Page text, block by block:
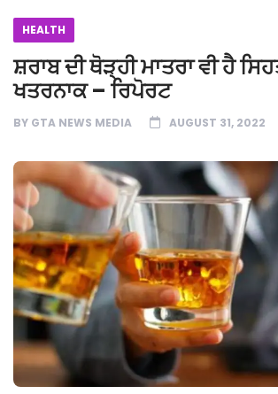
HEALTH
ਸ਼ਰਾਬ ਦੀ ਥੋੜ੍ਹੀ ਮਾਤਰਾ ਵੀ ਹੈ
ਖਤਰਨਾਕ – ਰਿਪੋਰਟ
BY GTA NEWS MEDIA AUGUST 31, 2022